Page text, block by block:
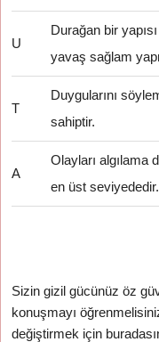
U
Durağan bir
yavaş sağlam
T
Duygularını
sahiptir.
A
Olayları algılama
en üst seviyededir.
Sizin gizil gücünüz öz
konuşmayı
değiştirmek için